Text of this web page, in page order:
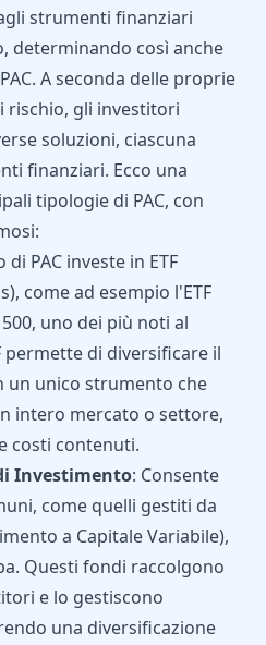
strumenti finanziari
determinando così anche
A seconda delle proprie
rischio, gli investitori
soluzioni, ciascuna
finanziari. Ecco una
tipologie di PAC, con
PAC investe in ETF
come ad esempio l'ETF
uno dei più noti al
permette di diversificare il
unico strumento che
intero mercato o settore,
costi contenuti.
Investimento: Consente
come quelli gestiti da
a Capitale Variabile),
Questi fondi raccolgono
e lo gestiscono
una diversificazione